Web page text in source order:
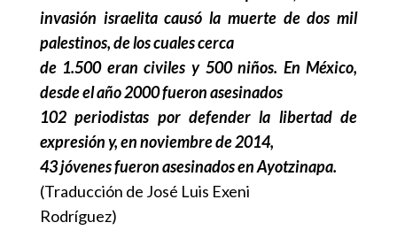
invasión israelita causó la muerte de dos mil
palestinos, de los cuales cerca
de 1.500 eran civiles y 500 niños. En México,
desde el año 2000 fueron asesinados
102 periodistas por defender la libertad de
expresión y, en noviembre de 2014,
43 jóvenes fueron asesinados en Ayotzinapa.
(Traducción de José Luis Exeni
Rodríguez)